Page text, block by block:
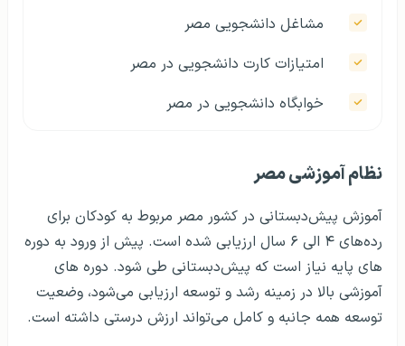
مشاغل دانشجویی مصر
امتیازات کارت دانشجویی در مصر
خوابگاه دانشجویی در مصر
آزمون های ورودی مقاطع مختلف در مصر
اعتبار دانشگاه های مصر و انتقال به کشور های
دیگر
مشاوره
نظام آموزشی مصر
آموزش پیش‌دبستانی در کشور مصر مربوط به کودکان برای
رده‌های ۴ الی ۶ سال ارزیابی شده است. پیش از ورود به دوره
های پایه نیاز است که پیش‌دبستانی طی شود. دوره های
آموزشی بالا در زمینه رشد و توسعه ارزیابی می‌شود، وضعیت
توسعه همه جانبه و کامل می‌تواند ارزش درستی داشته است.